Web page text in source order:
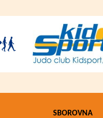
SBOROVNA